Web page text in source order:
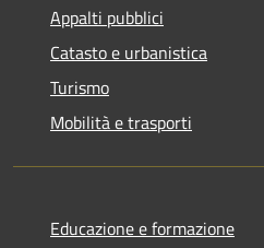
Appalti pubblici
Catasto e urbanistica
Turismo
Mobilità e trasporti
Educazione e formazione